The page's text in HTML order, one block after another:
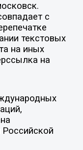
с
текстовых
на иных
на
Российской